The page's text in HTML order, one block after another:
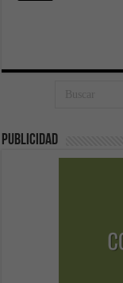
Publicidad